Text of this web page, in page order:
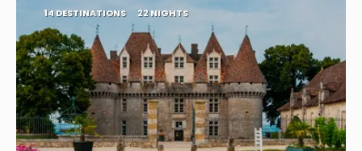
14 DESTINATIONS 22 NIGHTS